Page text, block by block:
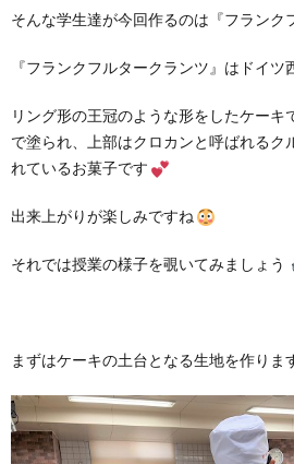
そんな学生達が今回作るのは『フランク
『フランクフルタークランツ』はドイツ
リング形の王冠のような形をしたケーキ
で塗られ、上部はクロカンと呼ばれるク
れているお菓子です
出来上がりが楽しみですね
それでは授業の様子を覗いてみましょう
まずはケーキの土台となる生地を作りま